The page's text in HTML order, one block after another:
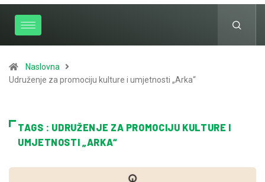
Naslovna
Udruženje za promociju kulture i umjetnosti „Arka“
TAGS : UDRUŽENJE ZA PROMOCIJU KULTURE I
UMJETNOSTI „ARKA“